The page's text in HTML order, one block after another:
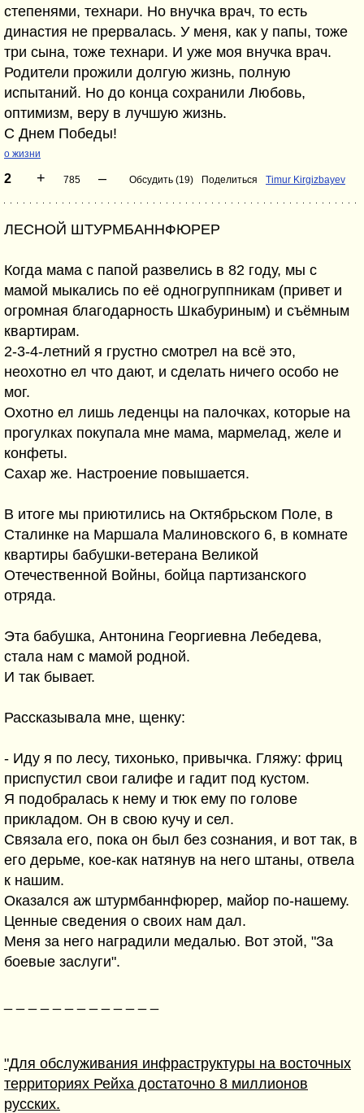
степенями, технари. Но внучка врач, то есть
династия не прервалась. У меня, как у папы, тоже
три сына, тоже технари. И уже моя внучка врач.
Родители прожили долгую жизнь, полную
испытаний. Но до конца сохранили Любовь,
оптимизм, веру в лучшую жизнь.
С Днем Победы!
о жизни
2 + 785 – Обсудить (19) Поделиться Timur Kirgizbayev
ЛЕСНОЙ ШТУРМБАННФЮРЕР
Когда мама с папой развелись в 82 году, мы с
мамой мыкались по её одногруппникам (привет и
огромная благодарность Шкабуриным) и съёмным
квартирам.
2-3-4-летний я грустно смотрел на всё это,
неохотно ел что дают, и сделать ничего особо не
мог.
Охотно ел лишь леденцы на палочках, которые на
прогулках покупала мне мама, мармелад, желе и
конфеты.
Сахар же. Настроение повышается.
В итоге мы приютились на Октябрьском Поле, в
Сталинке на Маршала Малиновского 6, в комнате
квартиры бабушки-ветерана Великой
Отечественной Войны, бойца партизанского
отряда.
Эта бабушка, Антонина Георгиевна Лебедева,
стала нам с мамой родной.
И так бывает.
Рассказывала мне, щенку:
- Иду я по лесу, тихонько, привычка. Гляжу: фриц
приспустил свои галифе и гадит под кустом.
Я подобралась к нему и тюк ему по голове
прикладом. Он в свою кучу и сел.
Связала его, пока он был без сознания, и вот так, в
его дерьме, кое-как натянув на него штаны, отвела
к нашим.
Оказался аж штурмбаннфюрер, майор по-нашему.
Ценные сведения о своих нам дал.
Меня за него наградили медалью. Вот этой, "За
боевые заслуги".
"Для обслуживания инфраструктуры на восточных
территориях Рейха достаточно 8 миллионов
русских.